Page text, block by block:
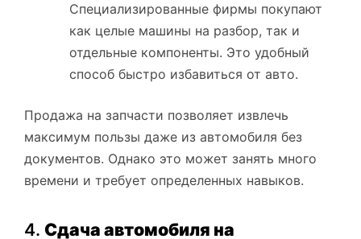
Специализированные фирмы покупают
как целые машины на разбор, так и
отдельные компоненты. Это удобный
способ быстро избавиться от авто.
Продажа на запчасти позволяет извлечь
максимум пользы даже из автомобиля без
документов. Однако это может занять много
времени и требует определенных навыков.
4. Сдача автомобиля на